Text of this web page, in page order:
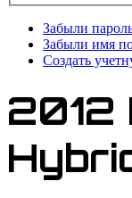
Забыли
Забыли имя
Создать
2012